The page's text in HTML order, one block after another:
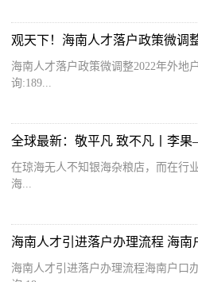
海南人才落户政策微调整2022年外地
询:189...
全球最新：敬平凡 致不凡丨李
在琼海无人不知银海杂粮店，而在行
海...
海南人才引进落户办理流程海南户口